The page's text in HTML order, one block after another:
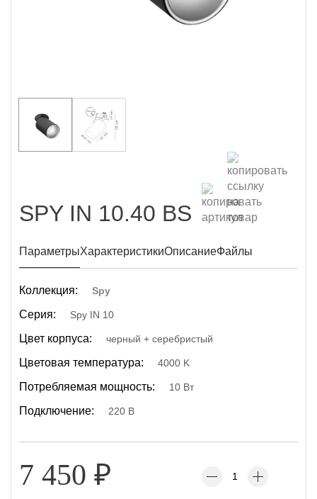
SPY IN 10.40 BS
ПараметрыХарактеристикиОписаниеФайлы
Коллекция: Spy
Серия: Spy IN 10
Цвет корпуса: черный + серебристый
Цветовая температура: 4000 K
Потребляемая мощность: 10 Вт
Подключение: 220 В
7 450 ₽